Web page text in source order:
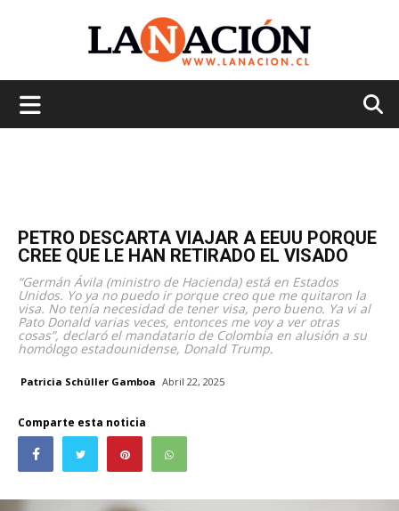
PETRO DESCARTA VIAJAR A EEUU PORQUE
CREE QUE LE HAN RETIRADO EL VISADO
“Germán Ávila (ministro de Hacienda) está en Estados
Unidos. Yo ya no puedo ir porque creo que me quitaron la
visa. No tenía necesidad de tener visa, pero bueno. Ya vi al
Pato Donald varias veces, entonces me voy a ver otras
cosas”, declaró el mandatario de Colombia en alusión a su
homólogo estadounidense, Donald Trump.
Patricia Schüller Gamboa Abril 22, 2025
Comparte esta noticia